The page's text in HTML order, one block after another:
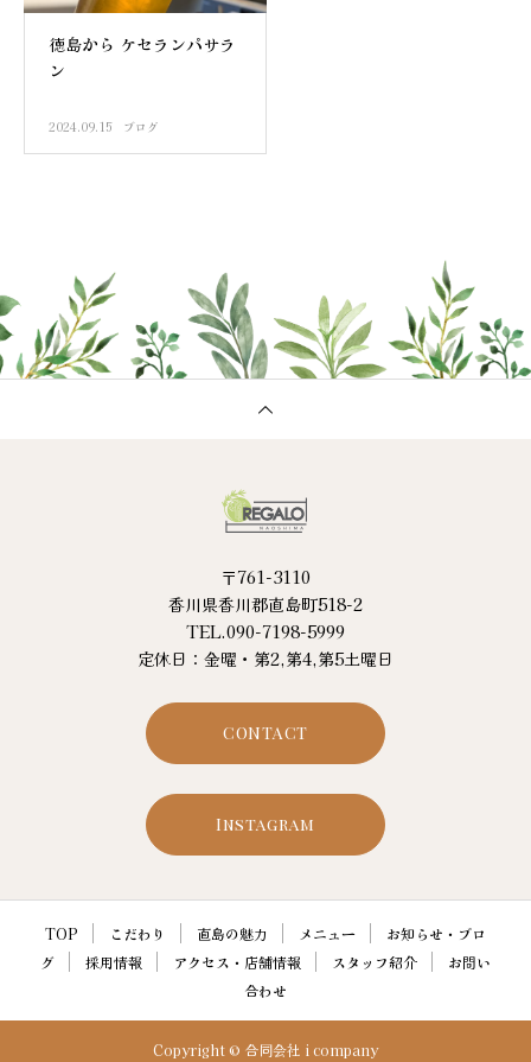
徳島から ケセランパサラ
ン
2024.09.15 ブログ
〒761-3110
香川県香川郡直島町518-2
TEL.090-7198-5999
定休日：金曜・第2,第4,第5土曜日
CONTACT
Instagram
TOP こだわり 直島の魅力 メニュー
お知らせ・ブロ
グ
採用情報 アクセス・店舗情報 スタッフ紹介
お問い
合わせ
Copyright © 合同会社 i company